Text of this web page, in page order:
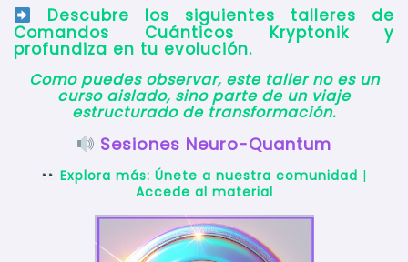
Descubre los siguientes talleres de
Comandos Cuánticos Kryptonik y
profundiza en tu evolución.
Como puedes observar, este taller no es un
curso aislado, sino parte de un viaje
estructurado de transformación.
Sesiones Neuro-Quantum
Explora más: Únete a nuestra comunidad |
Accede al material